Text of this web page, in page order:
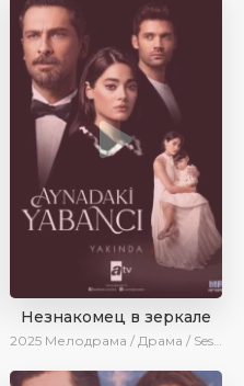
Незнакомец в зеркале
2025 Мелодрама / Драма / SesDizi / AlisaDirilis / Новинки / Сериалы 2025